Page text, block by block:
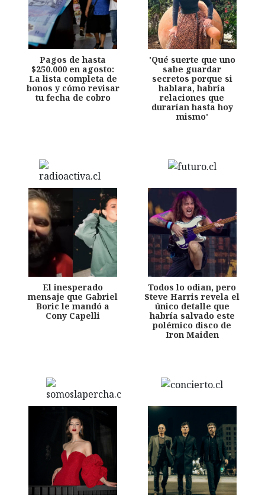
Pagos de hasta
$250.000 en agosto:
La lista completa de
bonos y cómo revisar
tu fecha de cobro
'Qué suerte que uno
sabe guardar
secretos porque si
hablara, habría
relaciones que
durarían hasta hoy
mismo'
El inesperado
mensaje que Gabriel
Boric le mandó a
Cony Capelli
Todos lo odian, pero
Steve Harris revela el
único detalle que
habría salvado este
polémico disco de
Iron Maiden